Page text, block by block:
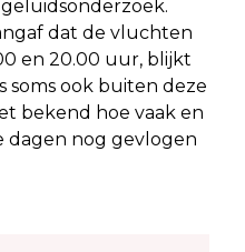
dat de vluchten
en 20.00 uur, blijkt
soms ook buiten deze
bekend hoe vaak en
dagen nog gevlogen